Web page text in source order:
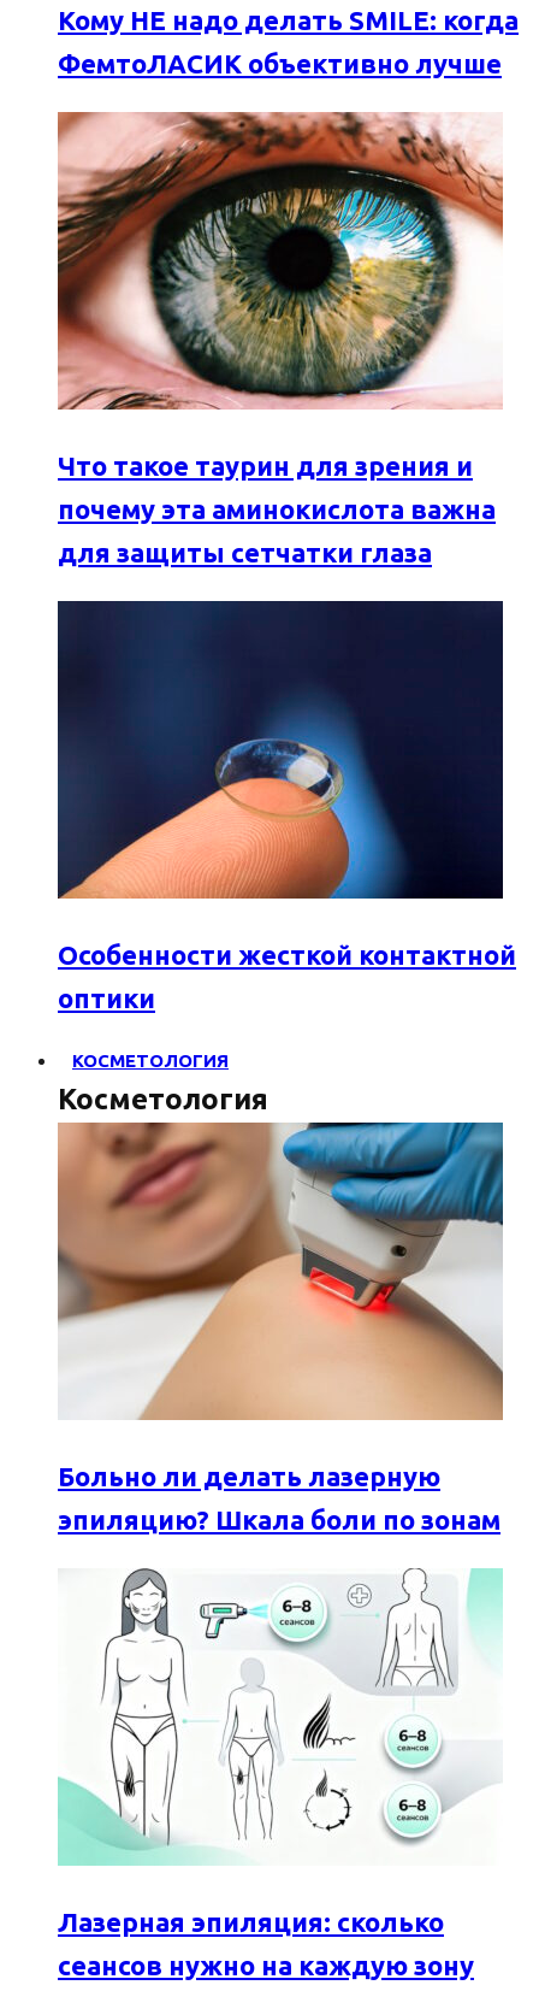
Кому НЕ надо делать SMILE: когда
ФемтоЛАСИК объективно лучше
Что такое таурин для зрения и
почему эта аминокислота важна
для защиты сетчатки глаза
Особенности жесткой контактной
оптики
КОСМЕТОЛОГИЯ
Косметология
Больно ли делать лазерную
эпиляцию? Шкала боли по зонам
Лазерная эпиляция: сколько
сеансов нужно на каждую зону